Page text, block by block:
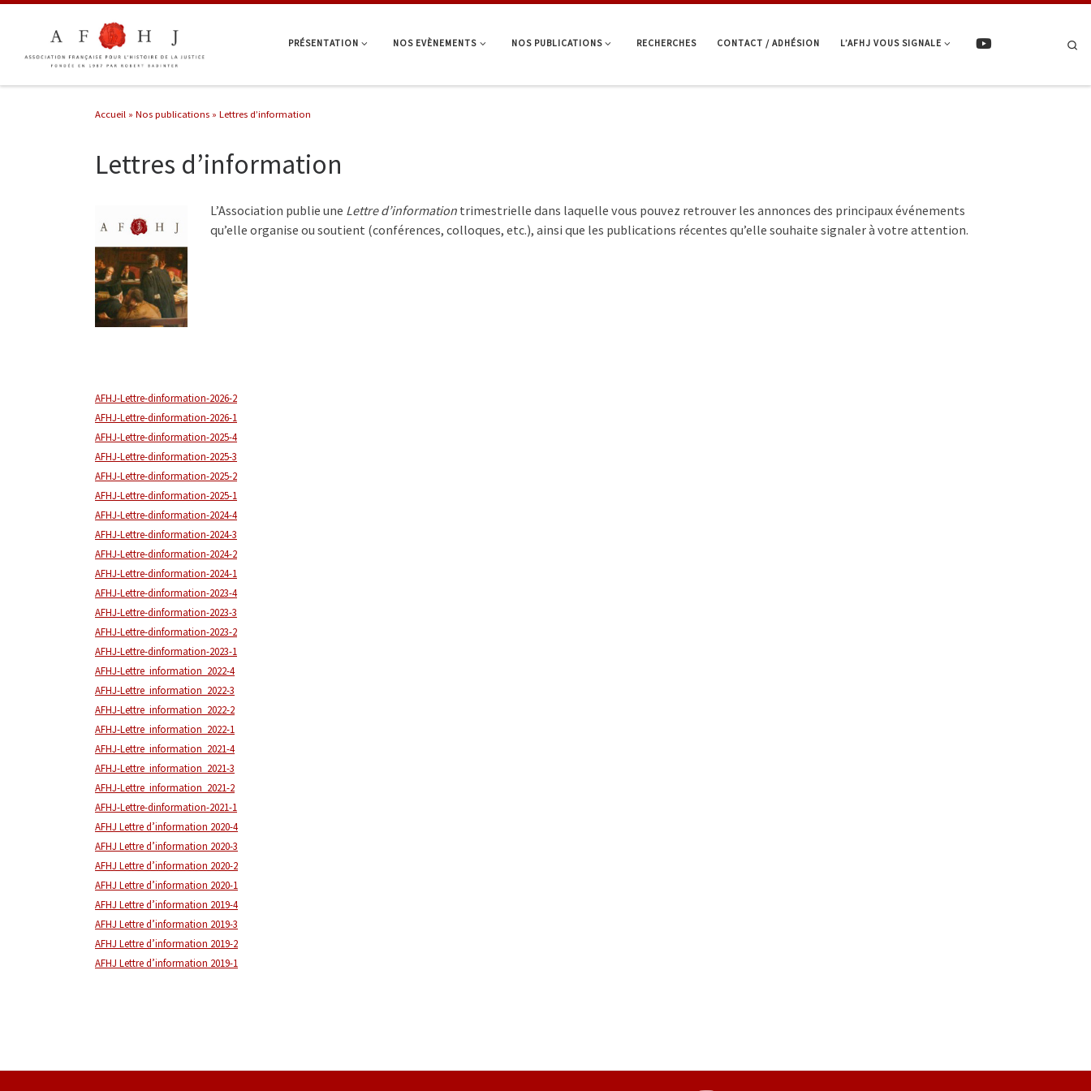
PRÉSENTATION NOS EVÈNEMENTS NOS PUBLICATIONS RECHERCHES CONTACT / ADHÉSION L’AFHJ VOUS SIGNALE
Accueil » Nos publications » Lettres d’information
Lettres d’information
L’Association publie une Lettre d’information trimestrielle dans laquelle vous pouvez retrouver les annonces des principaux événements
qu’elle organise ou soutient (conférences, colloques, etc.), ainsi que les publications récentes qu’elle souhaite signaler à votre attention.
AFHJ-Lettre-dinformation-2026-2
AFHJ-Lettre-dinformation-2026-1
AFHJ-Lettre-dinformation-2025-4
AFHJ-Lettre-dinformation-2025-3
AFHJ-Lettre-dinformation-2025-2
AFHJ-Lettre-dinformation-2025-1
AFHJ-Lettre-dinformation-2024-4
AFHJ-Lettre-dinformation-2024-3
AFHJ-Lettre-dinformation-2024-2
AFHJ-Lettre-dinformation-2024-1
AFHJ-Lettre-dinformation-2023-4
AFHJ-Lettre-dinformation-2023-3
AFHJ-Lettre-dinformation-2023-2
AFHJ-Lettre-dinformation-2023-1
AFHJ-Lettre_information_2022-4
AFHJ-Lettre_information_2022-3
AFHJ-Lettre_information_2022-2
AFHJ-Lettre_information_2022-1
AFHJ-Lettre_information_2021-4
AFHJ-Lettre_information_2021-3
AFHJ-Lettre_information_2021-2
AFHJ-Lettre-dinformation-2021-1
AFHJ Lettre d’information 2020-4
AFHJ Lettre d’information 2020-3
AFHJ Lettre d’information 2020-2
AFHJ Lettre d’information 2020-1
AFHJ Lettre d’information 2019-4
AFHJ Lettre d’information 2019-3
AFHJ Lettre d’information 2019-2
AFHJ Lettre d’information 2019-1